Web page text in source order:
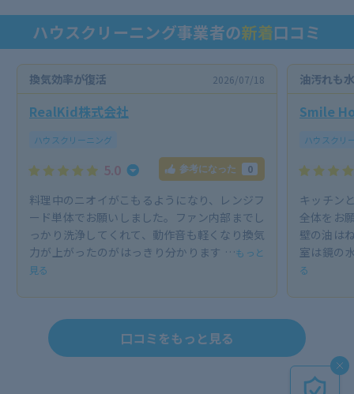
ハウスクリーニング事業者の新着口コミ
換気効率が復活 2026/07/18
RealKid株式会社
ハウスクリーニング
5.0 参考になった 0
料理中のニオイがこもるようになり、レンジフ
ード単体でお願いしました。ファン内部までし
っかり洗浄してくれて、動作音も軽くなり換気
力が上がったのがはっきり分かります …もっと
見る
油汚れも
Smile
ハウスクリ
キッチン
全体をお
壁の油は
室は鏡の
る
口コミをもっと見る